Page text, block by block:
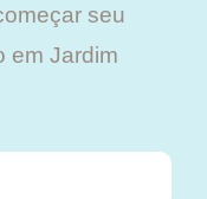
seu
em Jardim